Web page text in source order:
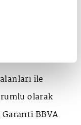
ile
olarak
BBVA